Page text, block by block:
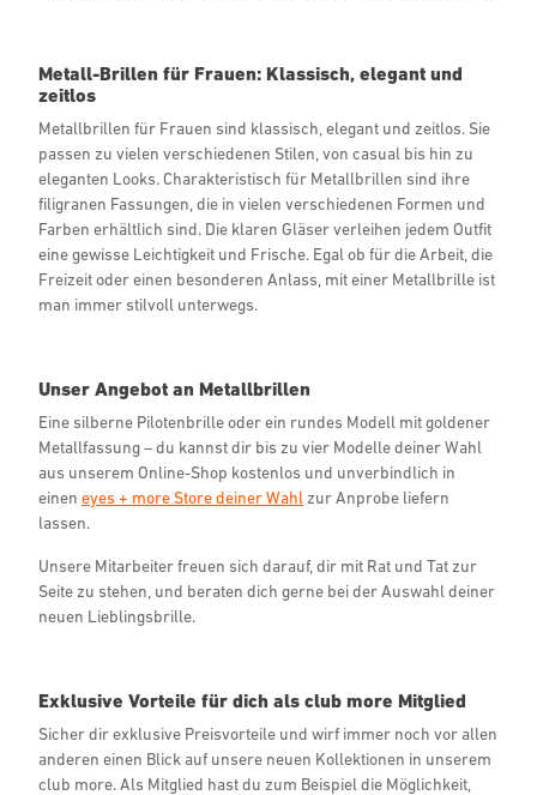
Metall-Brillen für Frauen: Klassisch, elegant und
zeitlos
Metallbrillen für Frauen sind klassisch, elegant und zeitlos. Sie
passen zu vielen verschiedenen Stilen, von casual bis hin zu
eleganten Looks. Charakteristisch für Metallbrillen sind ihre
filigranen Fassungen, die in vielen verschiedenen Formen und
Farben erhältlich sind. Die klaren Gläser verleihen jedem Outfit
eine gewisse Leichtigkeit und Frische. Egal ob für die Arbeit, die
Freizeit oder einen besonderen Anlass, mit einer Metallbrille ist
man immer stilvoll unterwegs.
Unser Angebot an Metallbrillen
Eine silberne Pilotenbrille oder ein rundes Modell mit goldener
Metallfassung – du kannst dir bis zu vier Modelle deiner Wahl
aus unserem Online-Shop kostenlos und unverbindlich in
einen eyes + more Store deiner Wahl zur Anprobe liefern
lassen.
Unsere Mitarbeiter freuen sich darauf, dir mit Rat und Tat zur
Seite zu stehen, und beraten dich gerne bei der Auswahl deiner
neuen Lieblingsbrille.
Exklusive Vorteile für dich als club more Mitglied
Sicher dir exklusive Preisvorteile und wirf immer noch vor allen
anderen einen Blick auf unsere neuen Kollektionen in unserem
club more. Als Mitglied hast du zum Beispiel die Möglichkeit,